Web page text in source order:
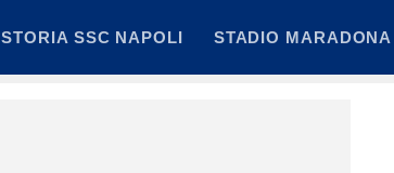
STORIA SSC NAPOLI STADIO MARADONA